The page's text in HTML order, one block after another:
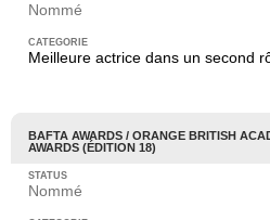
Nommé
Meilleure actrice dans un second
BAFTA AWARDS / ORANGE BRITISH
AWARDS (ÉDITION 18)
Nommé